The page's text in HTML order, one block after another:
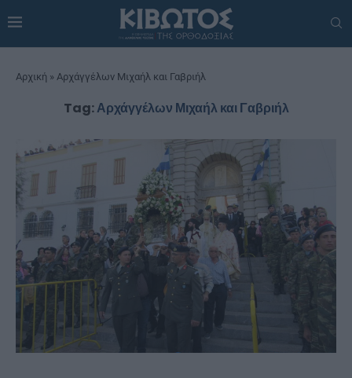
Αρχική » Αρχάγγέλων Μιχαήλ και Γαβριήλ
Tag:Αρχάγγέλων Μιχαήλ και Γαβριήλ